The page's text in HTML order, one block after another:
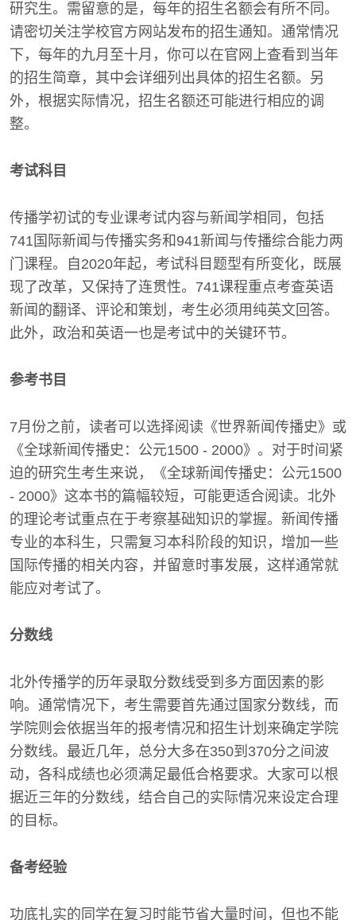
研究生。需留意的是，每年的招生名额会有所不同。
请密切关注学校官方网站发布的招生通知。通常情况
下，每年的九月至十月，你可以在官网上查看到当年
的招生简章，其中会详细列出具体的招生名额。另
外，根据实际情况，招生名额还可能进行相应的调
整。
考试科目
传播学初试的专业课考试内容与新闻学相同，包括
741国际新闻与传播实务和941新闻与传播综合能力两
门课程。自2020年起，考试科目题型有所变化，既展
现了改革，又保持了连贯性。741课程重点考查英语
新闻的翻译、评论和策划，考生必须用纯英文回答。
此外，政治和英语一也是考试中的关键环节。
参考书目
7月份之前，读者可以选择阅读《世界新闻传播史》或
《全球新闻传播史：公元1500 - 2000》。对于时间紧
迫的研究生考生来说，《全球新闻传播史：公元1500
- 2000》这本书的篇幅较短，可能更适合阅读。北外
的理论考试重点在于考察基础知识的掌握。新闻传播
专业的本科生，只需复习本科阶段的知识，增加一些
国际传播的相关内容，并留意时事发展，这样通常就
能应对考试了。
分数线
北外传播学的历年录取分数线受到多方面因素的影
响。通常情况下，考生需要首先通过国家分数线，而
学院则会依据当年的报考情况和招生计划来确定学院
分数线。最近几年，总分大多在350到370分之间波
动，各科成绩也必须满足最低合格要求。大家可以根
据近三年的分数线，结合自己的实际情况来设定合理
的目标。
备考经验
功底扎实的同学在复习时能节省大量时间，但也不能